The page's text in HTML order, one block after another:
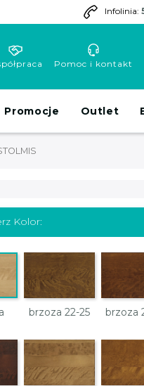
Infolinia:
Pomoc i kontakt
Promocje Outlet
Kolor:
brzoza 22-25 brzoza